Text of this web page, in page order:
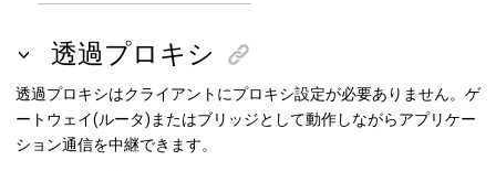
透過プロキシ
透過プロキシはクライアントにプロキシ設定が必要ありません。ゲ
ートウェイ(ルータ)またはブリッジとして動作しながらアプリケー
ション通信を中継できます。